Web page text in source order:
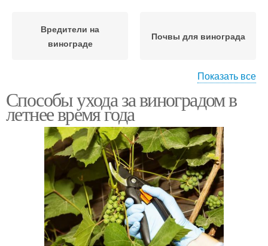
Вредители на
винограде
Почвы для винограда
Температура для
винограда
Показать все
Способы ухода за виноградом в
летнее время года